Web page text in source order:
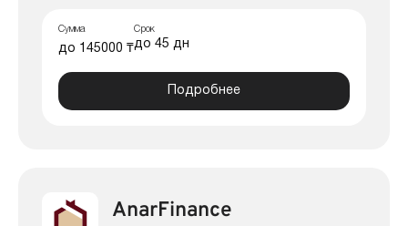
Сумма
до 145000 ₸
Срок
до 45 дн
Подробнее
AnarFinance